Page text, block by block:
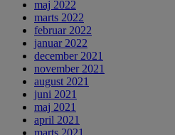
maj 2022
marts 2022
februar 2022
januar 2022
december 2021
november 2021
august 2021
juni 2021
maj 2021
april 2021
marts 2021